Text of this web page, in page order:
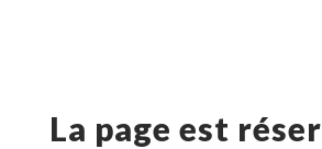
La page est